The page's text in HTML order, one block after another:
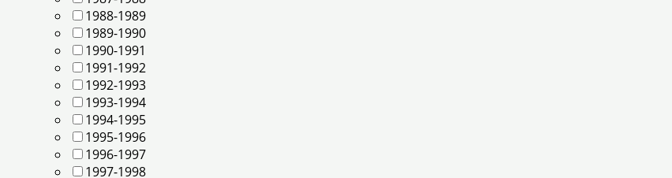
1988-1989
1989-1990
1990-1991
1991-1992
1992-1993
1993-1994
1994-1995
1995-1996
1996-1997
1997-1998